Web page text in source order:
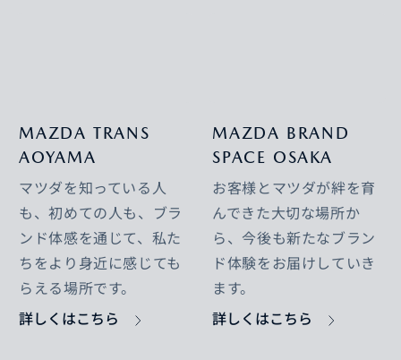
MAZDA TRANS
AOYAMA
マツダを知っている人
も、初めての人も、ブラ
ンド体感を通じて、私た
ちをより身近に感じても
らえる場所です。
詳しくはこちら
MAZDA BRAND
SPACE OSAKA
お客様とマツダが絆を育
んできた大切な場所か
ら、今後も新たなブラン
ド体験をお届けしていき
ます。
詳しくはこちら